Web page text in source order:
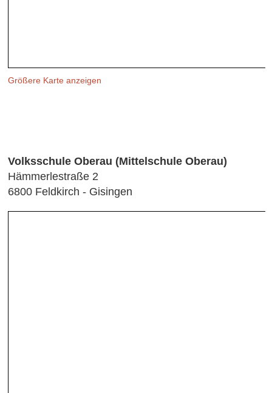
Größere Karte anzeigen
Volksschule Oberau (Mittelschule Oberau)
Hämmerlestraße 2
6800 Feldkirch - Gisingen